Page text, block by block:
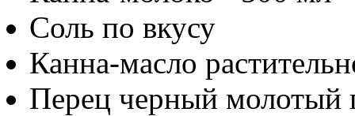
Соль по вкусу
Канна-масло
Перец черный молотый